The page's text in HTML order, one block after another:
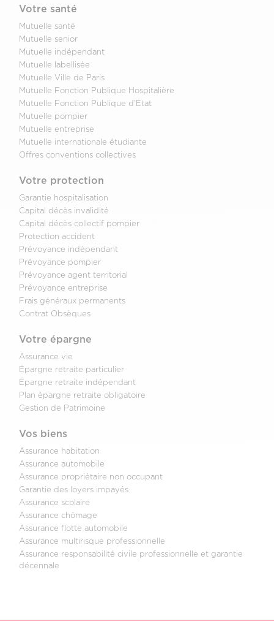
Votre santé
Mutuelle santé
Mutuelle senior
Mutuelle indépendant
Mutuelle labellisée
Mutuelle Ville de Paris
Mutuelle Fonction Publique Hospitalière
Mutuelle Fonction Publique d'État
Mutuelle pompier
Mutuelle entreprise
Mutuelle internationale étudiante
Offres conventions collectives
Votre protection
Garantie hospitalisation
Capital décès invalidité
Capital décès collectif pompier
Protection accident
Prévoyance indépendant
Prévoyance pompier
Prévoyance agent territorial
Prévoyance entreprise
Frais généraux permanents
Contrat Obsèques
Votre épargne
Assurance vie
Épargne retraite particulier
Épargne retraite indépendant
Plan épargne retraite obligatoire
Gestion de Patrimoine
Vos biens
Assurance habitation
Assurance automobile
Assurance propriétaire non occupant
Garantie des loyers impayés
Assurance scolaire
Assurance chômage
Assurance flotte automobile
Assurance multirisque professionnelle
Assurance responsabilité civile professionnelle et garantie
décennale